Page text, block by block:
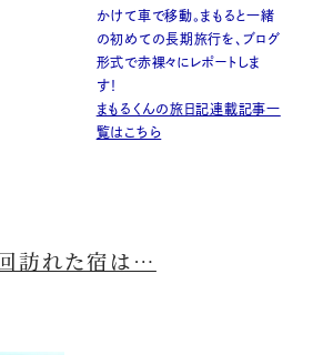
かけて車で移動。まもると一緒
の初めての長期旅行を、ブログ
形式で赤裸々にレポートしま
す！
まもるくんの旅日記連載記事一
覧はこちら
訪れた宿は…